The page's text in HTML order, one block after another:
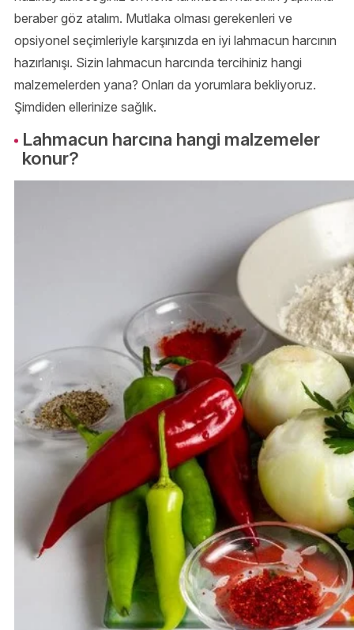
beraber göz atalım. Mutlaka olması gerekenleri ve
opsiyonel seçimleriyle karşınızda en iyi lahmacun harcının
hazırlanışı. Sizin lahmacun harcında tercihiniz hangi
malzemelerden yana? Onları da yorumlara bekliyoruz.
Şimdiden ellerinize sağlık.
Lahmacun harcına hangi malzemeler
konur?